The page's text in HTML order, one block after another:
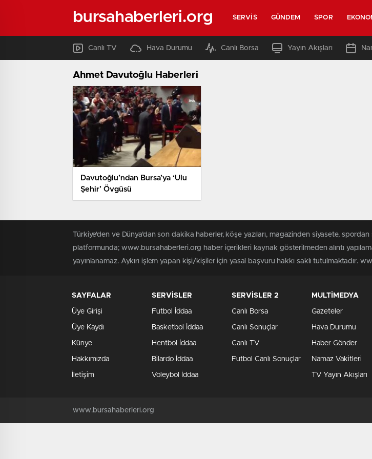
bursahaberleri.org SERVIS GÜNDEM SPOR
Canlı TV Hava Durumu Canlı Borsa Yayın Akışları
Ahmet Davutoğlu Haberleri
Davutoğlu’ndan Bursa’ya ‘Ulu
Şehir’ Övgüsü
Türkiye'den ve Dünya’dan son dakika haberler, köşe yazıları, magazinden siyasete,
platformunda; www.bursahaberleri.org haber içerikleri kaynak gösterilmeden alıntı
yayınlanamaz. Aykırı işlem yapan kişi/kişiler için yasal başvuru hakkı saklı tutulmaktadır.
SAYFALAR
Üye Girişi
Üye Kaydı
Künye
Hakkımızda
İletişim
SERVİSLER
Futbol İddaa
Basketbol İddaa
Hentbol İddaa
Bilardo İddaa
Voleybol İddaa
SERVİSLER 2
Canlı Borsa
Canlı Sonuçlar
Canlı TV
Futbol Canlı Sonuçlar
MULTİMEDYA
Gazeteler
Hava Durumu
Haber Gönder
Namaz Vakitleri
TV Yayın Akışları
www.bursahaberleri.org